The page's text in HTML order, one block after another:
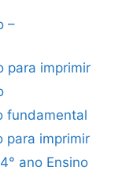
–
para imprimir
fundamental
para imprimir
ano Ensino